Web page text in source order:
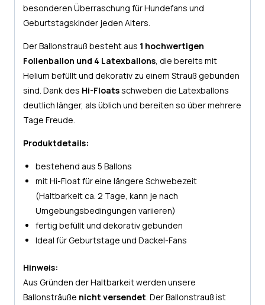
besonderen Überraschung für Hundefans und
Geburtstagskinder jeden Alters.
Der Ballonstrauß besteht aus 1 hochwertigen
Folienballon und 4 Latexballons, die bereits mit
Helium befüllt und dekorativ zu einem Strauß gebunden
sind. Dank des Hi-Floatsschweben die Latexballons
deutlich länger, als üblich und bereiten so über mehrere
Tage Freude.
Produktdetails:
bestehend aus 5 Ballons
mit Hi-Float für eine längere Schwebezeit
(Haltbarkeit ca. 2 Tage, kann je nach
Umgebungsbedingungen variieren)
fertig befüllt und dekorativ gebunden
Ideal für Geburtstage und Dackel-Fans
Hinweis:
Aus Gründen der Haltbarkeit werden unsere
Ballonsträuße nicht versendet. Der Ballonstrauß ist